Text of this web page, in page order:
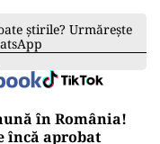
știrile? Urmărește
în România!
încă aprobat